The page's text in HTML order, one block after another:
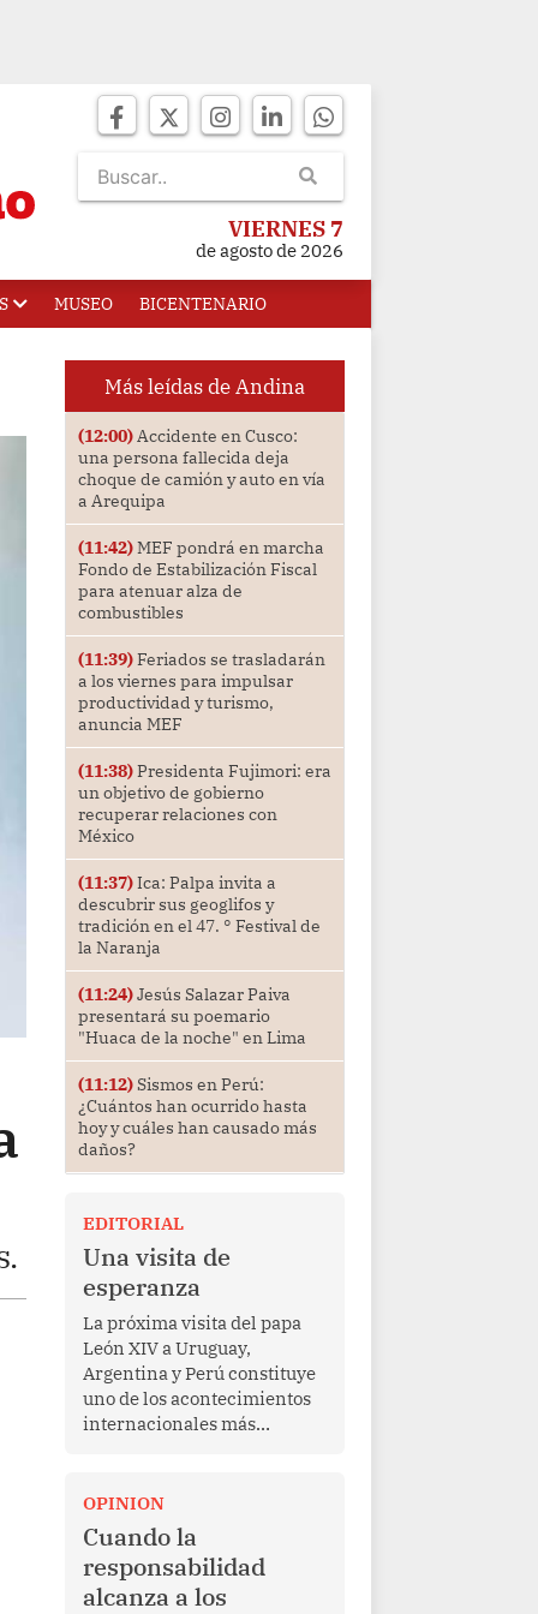
VIERNES 7
de agosto de 2026
MUSEO BICENTENARIO
Más leídas de Andina
(12:00)Accidente en Cusco:
una persona fallecida deja
choque de camión y auto en vía
a Arequipa
(11:42)MEF pondrá en marcha
Fondo de Estabilización Fiscal
para atenuar alza de
combustibles
(11:39)Feriados se trasladarán
a los viernes para impulsar
productividad y turismo,
anuncia MEF
(11:38)Presidenta Fujimori: era
un objetivo de gobierno
recuperar relaciones con
México
(11:37)Ica: Palpa invita a
descubrir sus geoglifos y
tradición en el 47. ° Festival de
la Naranja
(11:24)Jesús Salazar Paiva
presentará su poemario
"Huaca de la noche" en Lima
(11:12)Sismos en Perú:
¿Cuántos han ocurrido hasta
hoy y cuáles han causado más
daños?
EDITORIAL
Una visita de
esperanza
La próxima visita del papa
León XIV a Uruguay,
Argentina y Perú constituye
uno de los acontecimientos
internacionales más
Más allá de su dimensión
religiosa, esta gira
representa una oportunidad
para reafirmar el valor del
diálogo, fortalecer los
OPINION
Cuando la
responsabilidad
alcanza a los